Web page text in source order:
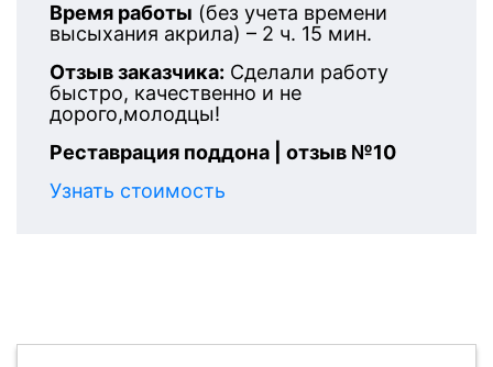
Время работы (без учета времени
высыхания акрила) – 2 ч. 15 мин.
Отзыв заказчика: Сделали работу
быстро, качественно и не
дорого,молодцы!
Реставрация поддона | отзыв №10
Узнать стоимость